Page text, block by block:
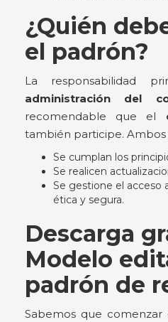
¿Quién
el padrón?
La responsabilidad
administración del
recomendable que el
también participe.
Se cumplan los
Se realicen
Se gestione el acceso
ética y segura.
Descarga
Modelo
padrón de
Sabemos que